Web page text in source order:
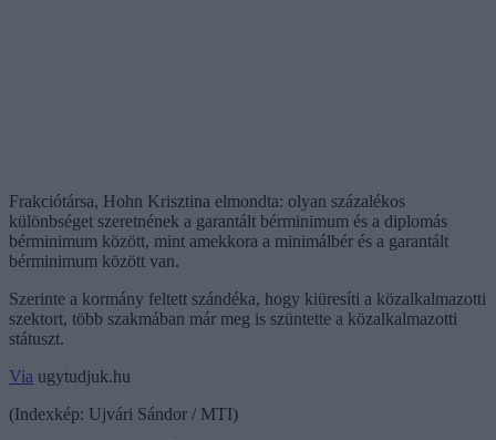
Frakciótársa, Hohn Krisztina elmondta: olyan százalékos
különbséget szeretnének a garantált bérminimum és a diplomás
bérminimum között, mint amekkora a minimálbér és a garantált
bérminimum között van.
Szerinte a kormány feltett szándéka, hogy kiüresíti a közalkalmazotti
szektort, több szakmában már meg is szüntette a közalkalmazotti
státuszt.
Via ugytudjuk.hu
(Indexkép: Ujvári Sándor / MTI)